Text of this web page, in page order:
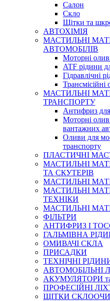
Салон
Скло
Щітки та
АВТОХІМІЯ
МАСТИЛЬНІ
АВТОМОБІЛІВ
Моторні
ATF рідини
Гідравлічні
МАСТИЛЬНІ
ТРАНСПОРТУ
Антифриз
Моторні
вантажних
Оливи для
транспорту
ПЛАСТИЧНІ
МАСТИЛЬНІ
ТА СКУТЕРІВ
МАСТИЛЬНІ
МАСТИЛЬНІ
ТЕХНІКИ
МАСТИЛЬНІ
ФІЛЬТРИ
АНТИФРИЗ І
ГАЛЬМІВНА
ОМИВАЧІ СКЛА
ПРИСАДКИ
ТЕХНІЧНІ
АВТОМОБІЛЬНІ
АКУМУЛЯТОРИ
ПРОФЕСІЙНІ
ЩІТКИ